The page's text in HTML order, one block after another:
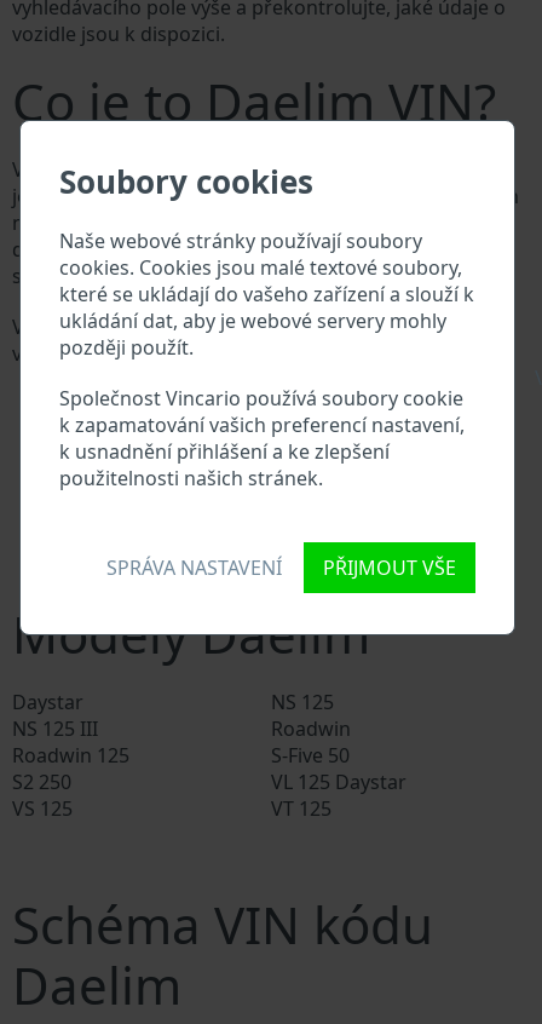
Soubory cookies
Naše webové stránky používají soubory
cookies. Cookies jsou malé textové soubory,
které se ukládají do vašeho zařízení a slouží k
ukládání dat, aby je webové servery mohly
později použít.
Společnost Vincario používá soubory cookie
k zapamatování vašich preferencí nastavení,
k usnadnění přihlášení a ke zlepšení
použitelnosti našich stránek.
SPRÁVA NASTAVENÍ PŘIJMOUT VŠE
vyhledávacího pole výše a překontrolujte, jaké údaje o
vozidle jsou k dispozici.
Co je to Daelim VIN?
Výrobce vozů Daelim přiděluje každému vozidlu
jedinečné identifikační číslo zvané Vehicle Identification
number (VIN). VIN se skládá ze znaků a čísel o celkové
délce 17 znaků, do kterých ze zakódovaná základní
specifikaci vozidla.
Všechny databáze v automobilovém průmyslu
vyhledávají prostřednictvím VIN:
Databáze dovozců/vývozců Daelim
Databáze prodejců Daelim
Dodavatelé náhradních dílů a autoservisy Daelim
Národní registr vozidel
Databáze soukromých společností
Modely Daelim
Daystar
NS 125
NS 125 III
Roadwin
Roadwin 125
S-Five 50
S2 250
VL 125 Daystar
VS 125
VT 125
Schéma VIN kódu
Daelim